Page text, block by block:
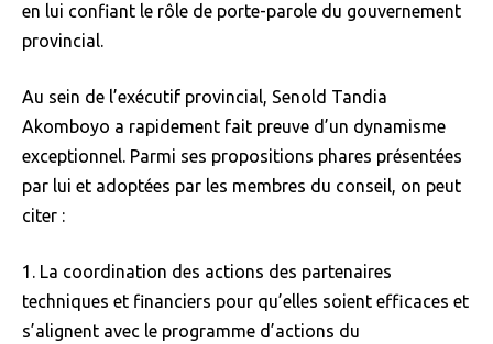
en lui confiant le rôle de porte-parole du gouvernement
provincial.
Au sein de l’exécutif provincial, Senold Tandia
Akomboyo a rapidement fait preuve d’un dynamisme
exceptionnel. Parmi ses propositions phares présentées
par lui et adoptées par les membres du conseil, on peut
citer :
1. La coordination des actions des partenaires
techniques et financiers pour qu’elles soient efficaces et
s’alignent avec le programme d’actions du